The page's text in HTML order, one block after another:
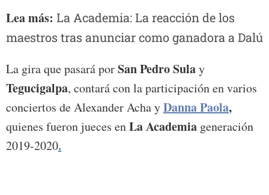
Lea más: La Academia: La reacción de los
maestros tras anunciar como ganadora a Dalú
La gira que pasará porSan Pedro Sulay
Tegucigalpa, contará con la participación en varios
conciertos de Alexander Acha yDanna Paola,
quienes fueron jueces enLa Academia generación
2019-2020.